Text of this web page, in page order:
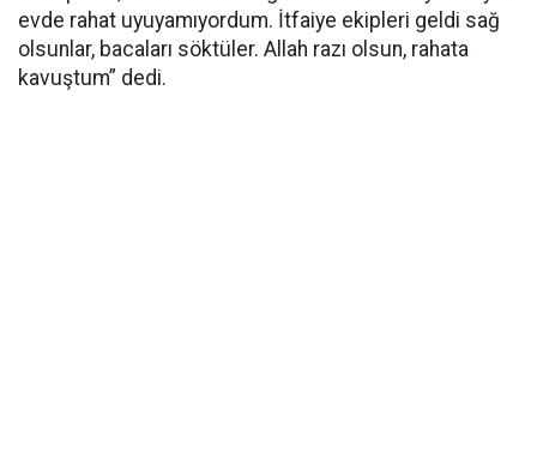
evde rahat uyuyamıyordum. İtfaiye ekipleri geldi sağ
olsunlar, bacaları söktüler. Allah razı olsun, rahata
kavuştum” dedi.